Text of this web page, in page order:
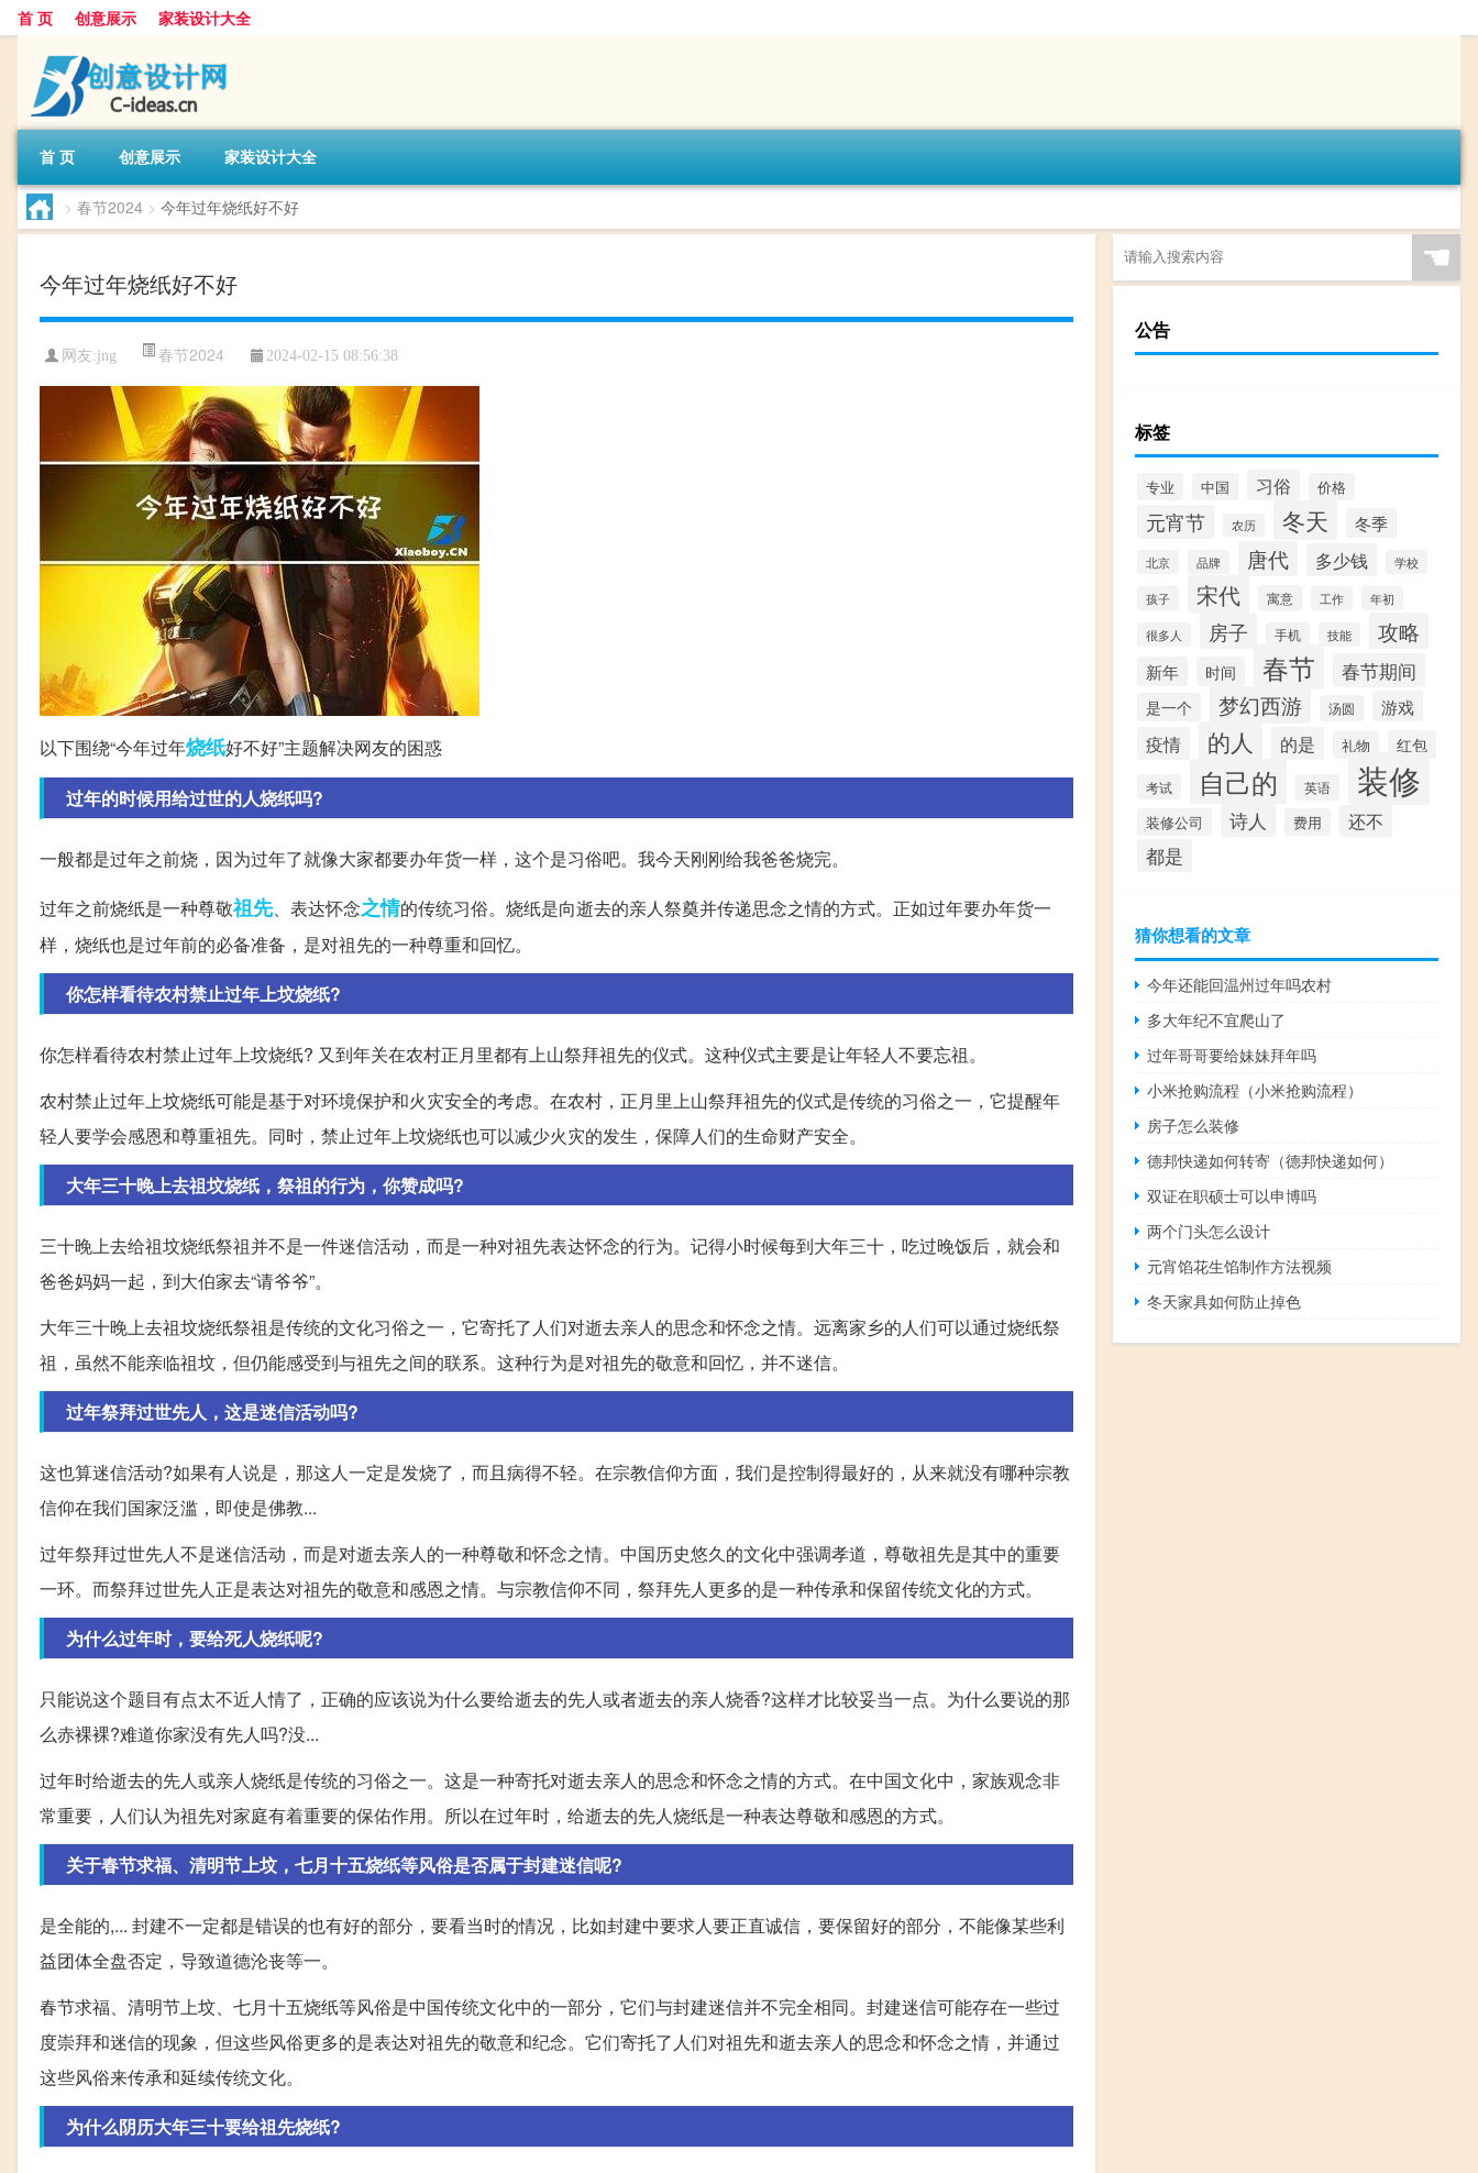
首 页 创意展示 家装设计大全
首 页 创意展示 家装设计大全
> 春节2024 > 今年过年烧纸好不好
今年过年烧纸好不好
网友:jng 春节2024 2024-02-15 08:56:38
以下围绕“今年过年烧纸好不好”主题解决网友的困惑
过年的时候用给过世的人烧纸吗?
一般都是过年之前烧，因为过年了就像大家都要办年货一样，这个是习俗吧。我今天刚刚给我爸爸烧完。
过年之前烧纸是一种尊敬祖先、表达怀念之情的传统习俗。烧纸是向逝去的亲人祭奠并传递思念之情的方式。正如过年要办年货一
样，烧纸也是过年前的必备准备，是对祖先的一种尊重和回忆。
你怎样看待农村禁止过年上坟烧纸?
你怎样看待农村禁止过年上坟烧纸? 又到年关在农村正月里都有上山祭拜祖先的仪式。这种仪式主要是让年轻人不要忘祖。
农村禁止过年上坟烧纸可能是基于对环境保护和火灾安全的考虑。在农村，正月里上山祭拜祖先的仪式是传统的习俗之一，它提醒年
轻人要学会感恩和尊重祖先。同时，禁止过年上坟烧纸也可以减少火灾的发生，保障人们的生命财产安全。
大年三十晚上去祖坟烧纸，祭祖的行为，你赞成吗?
三十晚上去给祖坟烧纸祭祖并不是一件迷信活动，而是一种对祖先表达怀念的行为。记得小时候每到大年三十，吃过晚饭后，就会和
爸爸妈妈一起，到大伯家去“请爷爷”。
大年三十晚上去祖坟烧纸祭祖是传统的文化习俗之一，它寄托了人们对逝去亲人的思念和怀念之情。远离家乡的人们可以通过烧纸祭
祖，虽然不能亲临祖坟，但仍能感受到与祖先之间的联系。这种行为是对祖先的敬意和回忆，并不迷信。
过年祭拜过世先人，这是迷信活动吗?
这也算迷信活动?如果有人说是，那这人一定是发烧了，而且病得不轻。在宗教信仰方面，我们是控制得最好的，从来就没有哪种宗教
信仰在我们国家泛滥，即使是佛教...
过年祭拜过世先人不是迷信活动，而是对逝去亲人的一种尊敬和怀念之情。中国历史悠久的文化中强调孝道，尊敬祖先是其中的重要
一环。而祭拜过世先人正是表达对祖先的敬意和感恩之情。与宗教信仰不同，祭拜先人更多的是一种传承和保留传统文化的方式。
为什么过年时，要给死人烧纸呢?
只能说这个题目有点太不近人情了，正确的应该说为什么要给逝去的先人或者逝去的亲人烧香?这样才比较妥当一点。为什么要说的那
么赤裸裸?难道你家没有先人吗?没...
过年时给逝去的先人或亲人烧纸是传统的习俗之一。这是一种寄托对逝去亲人的思念和怀念之情的方式。在中国文化中，家族观念非
常重要，人们认为祖先对家庭有着重要的保佑作用。所以在过年时，给逝去的先人烧纸是一种表达尊敬和感恩的方式。
关于春节求福、清明节上坟，七月十五烧纸等风俗是否属于封建迷信呢?
是全能的,... 封建不一定都是错误的也有好的部分，要看当时的情况，比如封建中要求人要正直诚信，要保留好的部分，不能像某些利
益团体全盘否定，导致道德沦丧等一。
春节求福、清明节上坟、七月十五烧纸等风俗是中国传统文化中的一部分，它们与封建迷信并不完全相同。封建迷信可能存在一些过
度崇拜和迷信的现象，但这些风俗更多的是表达对祖先的敬意和纪念。它们寄托了人们对祖先和逝去亲人的思念和怀念之情，并通过
这些风俗来传承和延续传统文化。
为什么阴历大年三十要给祖先烧纸?
☚
公告
标签
专业 中国 习俗 价格
元宵节 农历 冬天 冬季
北京 品牌 唐代 多少钱 学校
孩子 宋代 寓意 工作 年初
很多人 房子 手机 技能 攻略
新年 时间 春节 春节期间
是一个 梦幻西游 汤圆 游戏
疫情 的人 的是 礼物 红包
考试 自己的 英语 装修
装修公司 诗人 费用 还不
都是
猜你想看的文章
今年还能回温州过年吗农村
多大年纪不宜爬山了
过年哥哥要给妹妹拜年吗
小米抢购流程（小米抢购流程）
房子怎么装修
德邦快递如何转寄（德邦快递如何）
双证在职硕士可以申博吗
两个门头怎么设计
元宵馅花生馅制作方法视频
冬天家具如何防止掉色